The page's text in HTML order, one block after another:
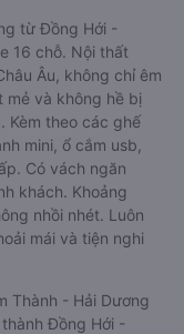
từ Đồng Hới -
16 chỗ. Nội thất
Âu, không chỉ êm
mẻ và không hề bị
Kèm theo các ghế
mini, ổ cắm usb,
Có vách ngăn
khách. Khoảng
nhồi nhét. Luôn
mái và tiện nghi
Thành - Hải Dương
Đồng Hới -